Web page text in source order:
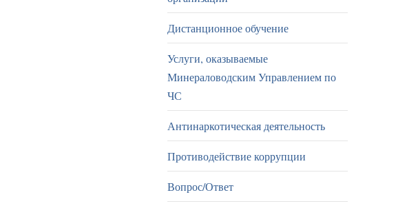
Дистанционное обучение
Услуги, оказываемые
Минераловодским Управлением по
ЧС
Антинаркотическая деятельность
Противодействие коррупции
Вопрос/Ответ